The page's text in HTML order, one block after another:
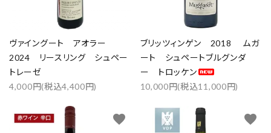
ヴァイングート アオラー
2024 リースリング シュペー
トレーゼ
4,000円(税込4,400円)
ブリッツィンゲン 2018 ムガ
ート シュペートブルグンダ
ー トロッケン
10,000円(税込11,000円)
favorite favorite